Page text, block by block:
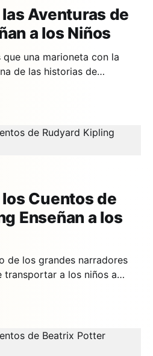
Aventuras de
a los Niños
una marioneta con la
de las historias de
Collodi en 1883, la
fundamentales a
Cuentos de
Enseñan a los
de los grandes narradores
transportar a los niños a
personalidades tan ricas
valores
con las